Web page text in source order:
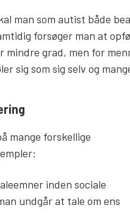
man som autist både
forsøger man at
mindre grad, men for
sig som sig selv og
mange forskellige
inden sociale
undgår at tale om ens